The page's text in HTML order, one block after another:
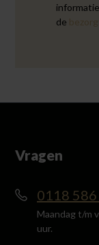
de
Vragen
0118
Maandag t/m
uur.